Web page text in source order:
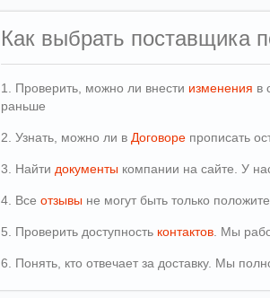
Как выбрать поставщика
1. Проверить, можно ли внести изменения в
раньше
2. Узнать, можно ли в Договоре прописать
3. Найти документы компании на сайте. У
4. Все отзывы не могут быть только
5. Проверить доступность контактов . Мы
6. Понять, кто отвечает за доставку. Мы